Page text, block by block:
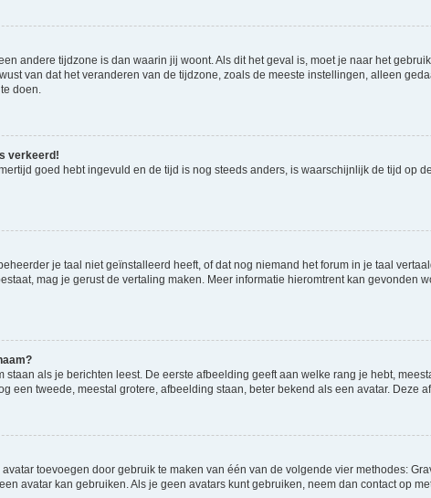
andere tijdzone is dan waarin jij woont. Als dit het geval is, moet je naar het
van dat het veranderen van de tijdzone, zoals de meeste instellingen, alleen
doen.
verkeerd!
goed hebt ingevuld en de tijd is nog steeds anders, is waarschijnlijk de tijd op
je taal niet geïnstalleerd heeft, of dat nog niemand het forum in je taal
mag je gerust de vertaling maken. Meer informatie hieromtrent kan gevonden
als je berichten leest. De eerste afbeelding geeft aan welke rang je hebt,
een tweede, meestal grotere, afbeelding staan, beter bekend als een avatar. Deze
toevoegen door gebruik te maken van één van de volgende vier methodes:
avatar kan gebruiken. Als je geen avatars kunt gebruiken, neem dan contact op